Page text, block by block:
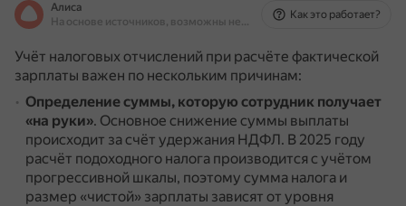
Алиса
На основе источников, возможны неточности
Как это работает?
Учёт налоговых отчислений при расчёте фактической
зарплаты важен по нескольким причинам:
Определение суммы, которую сотрудник получает
«на руки». Основное снижение суммы выплаты
происходит за счёт удержания НДФЛ. В 2025 году
расчёт подоходного налога производится с учётом
прогрессивной шкалы, поэтому сумма налога и
размер «чистой» зарплаты зависят от уровня